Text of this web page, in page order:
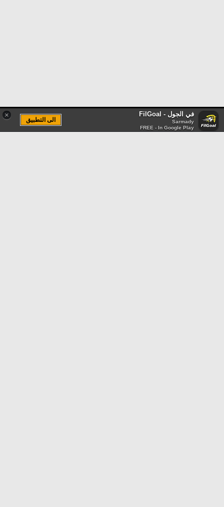
× في الجول - FilGoal
Sarmady
FREE - In Google Play
الى التطبيق